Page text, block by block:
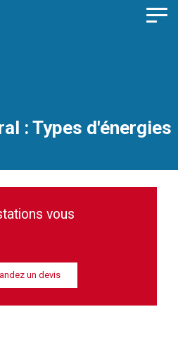
: Types d'énergies
vous
un devis